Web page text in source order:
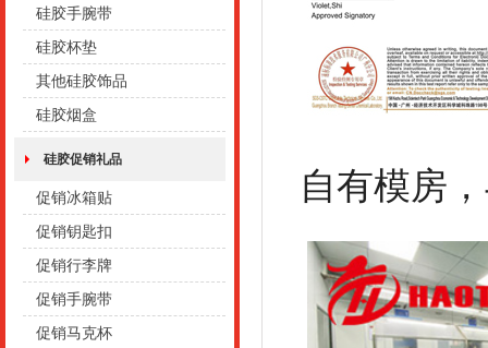
硅胶手腕带
硅胶杯垫
其他硅胶饰品
硅胶烟盒
硅胶促销礼品
促销冰箱贴
促销钥匙扣
促销行李牌
促销手腕带
促销马克杯
自有模房